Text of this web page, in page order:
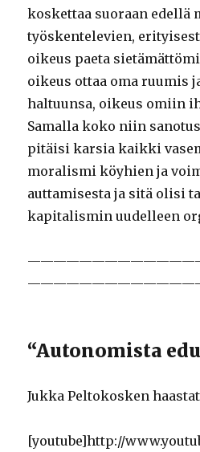
koskettaa suoraan
työskentelevien,
oikeus paeta
oikeus ottaa oma ruumis
haltuunsa, oikeus omiin
Samalla koko niin
pitäisi karsia kaikki
moralismi köyhien ja
auttamisesta ja sitä olisi
kapitalismin uudelleen
“Autonomista
Jukka Peltokosken
[youtube]http://